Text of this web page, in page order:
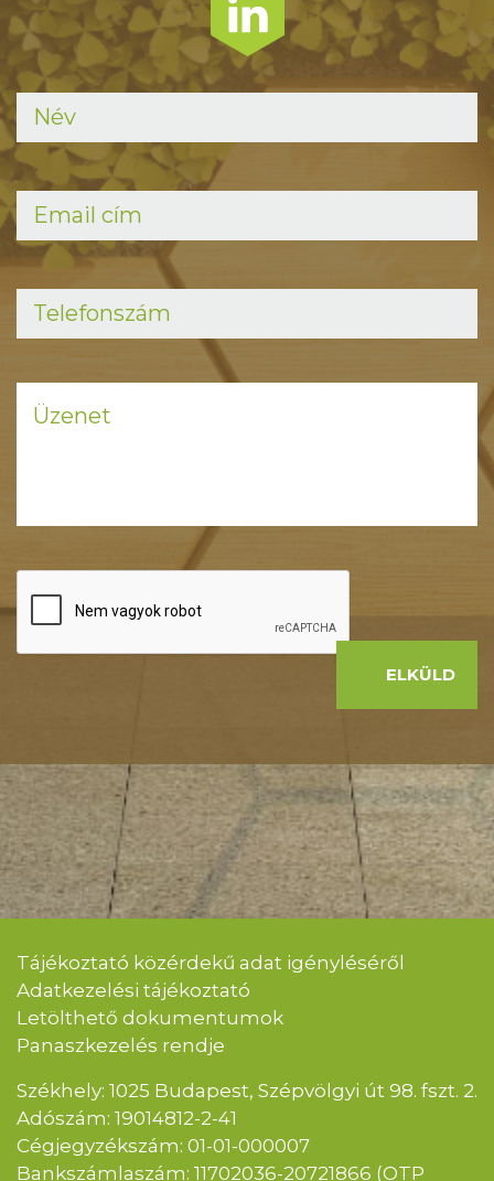
ELKÜLD
Tájékoztató közérdekű adat igényléséről
Adatkezelési tájékoztató
Letölthető dokumentumok
Panaszkezelés rendje
Székhely: 1025 Budapest, Szépvölgyi út 98. fszt. 2.
Adószám: 19014812-2-41
Cégjegyzékszám: 01-01-000007
Bankszámlaszám: 11702036-20721866 (OTP